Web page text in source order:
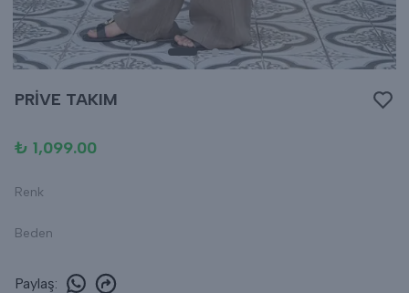
PRİVE TAKIM
₺ 1,099.00
Renk
Beden
Paylaş: